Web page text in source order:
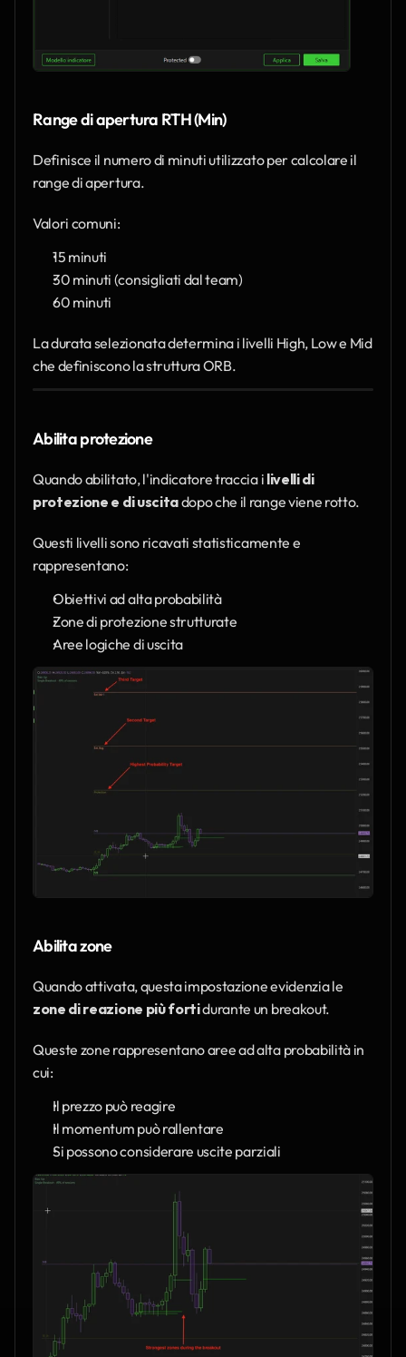
Range di apertura RTH (Min)
Definisce il numero di minuti utilizzato per calcolare il
range di apertura.
Valori comuni:
15 minuti
30 minuti (consigliati dal team)
60 minuti
La durata selezionata determina i livelli High, Low e Mid
che definiscono la struttura ORB.
Abilita protezione
Quando abilitato, l'indicatore traccia i livelli di
protezione e di uscita dopo che il range viene rotto.
Questi livelli sono ricavati statisticamente e
rappresentano:
Obiettivi ad alta probabilità
Zone di protezione strutturate
Aree logiche di uscita
Abilita zone
zone di reazione più forti durante un breakout.
Queste zone rappresentano aree ad alta probabilità in
cui:
Il prezzo può reagire
Il momentum può rallentare
Si possono considerare uscite parziali